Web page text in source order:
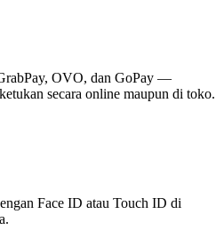
OVO, dan GoPay —
secara online maupun di toko.
Face ID atau Touch ID di